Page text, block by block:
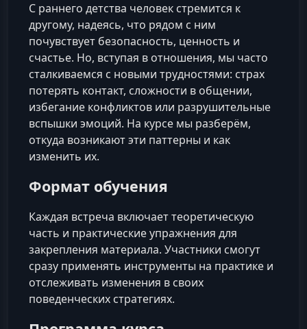
С раннего детства человек стремится к
другому, надеясь, что рядом с ним
почувствует безопасность, ценность и
счастье. Но, вступая в отношения, мы часто
сталкиваемся с новыми трудностями: страх
потерять контакт, сложности в общении,
избегание конфликтов или разрушительные
вспышки эмоций. На курсе мы разберём,
откуда возникают эти паттерны и как
изменить их.
Формат обучения
Каждая встреча включает теоретическую
часть и практические упражнения для
закрепления материала. Участники смогут
сразу применять инструменты на практике и
отслеживать изменения в своих
поведенческих стратегиях.